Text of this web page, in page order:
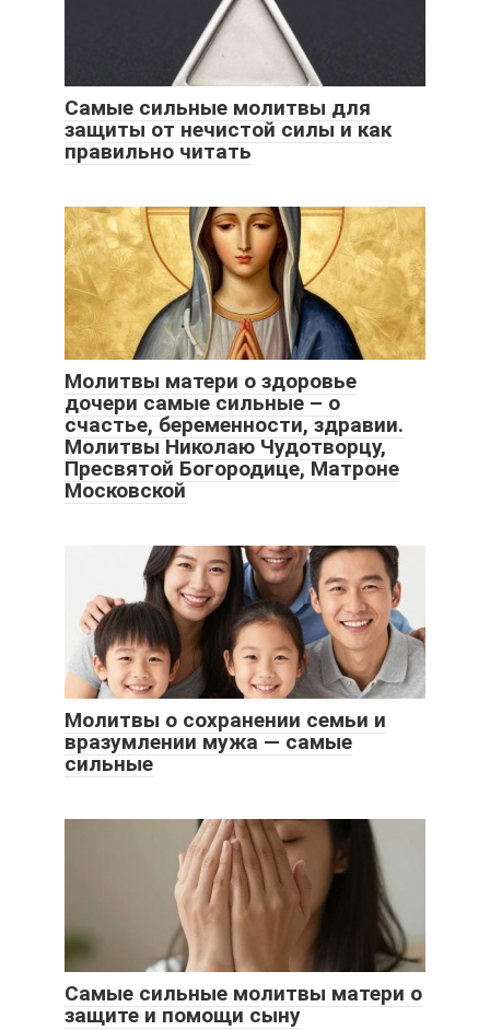
Самые сильные молитвы для
защиты от нечистой силы и как
правильно читать
Молитвы матери о здоровье
дочери самые сильные – о
счастье, беременности, здравии.
Молитвы Николаю Чудотворцу,
Пресвятой Богородице, Матроне
Московской
Молитвы о сохранении семьи и
вразумлении мужа — самые
сильные
Самые сильные молитвы матери о
защите и помощи сыну